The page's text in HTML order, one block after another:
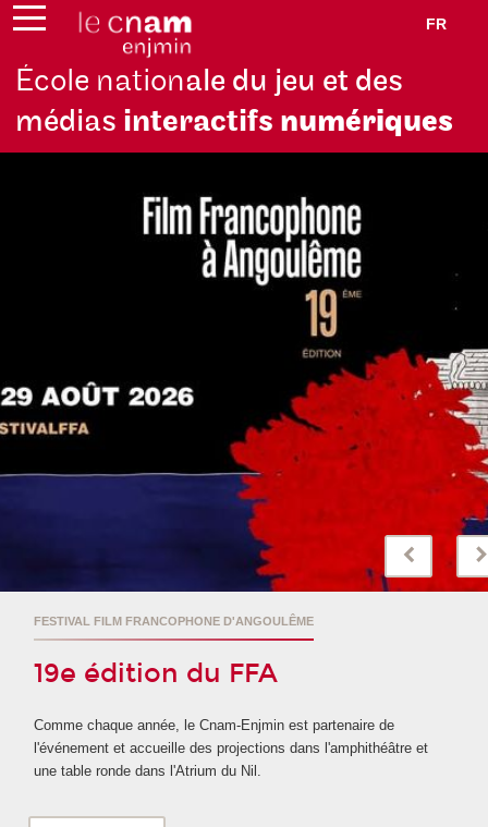
FR
École nationale du jeu et des
médias interactifs numériques
FESTIVAL FILM FRANCOPHONE D'ANGOULÊME
19e édition du FFA
Comme chaque année, le Cnam-Enjmin est partenaire de
l'événement et accueille des projections dans l'amphithéâtre et
une table ronde dans l'Atrium du Nil.